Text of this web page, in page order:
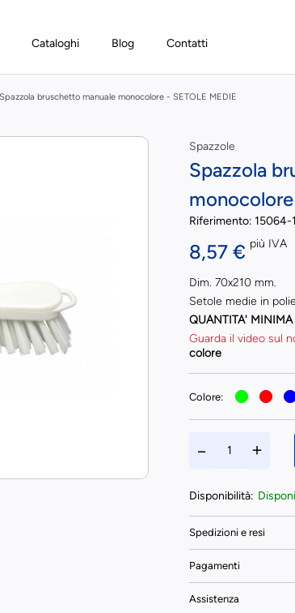
Cataloghi Blog Contatti
Spazzola bruschetto manuale monocolore - SETOLE MEDIE
Spazzole
Spazzola
monocolore
Riferimento: 15064-1
8,57 € più IVA
Dim. 70x210 mm.
Setole medie in
QUANTITA' MINIMA
Guarda il video sul
colore
Colore:
Disponibilità:
Spedizioni e resi
Pagamenti
Assistenza